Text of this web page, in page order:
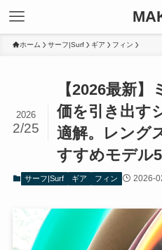
ホーム サーフ|Surf ギア フィン
【2026最新
価を引き出す
適解。レング
すすめモデル
2026
2/25
サーフ|Surf ギア フィン 2026-